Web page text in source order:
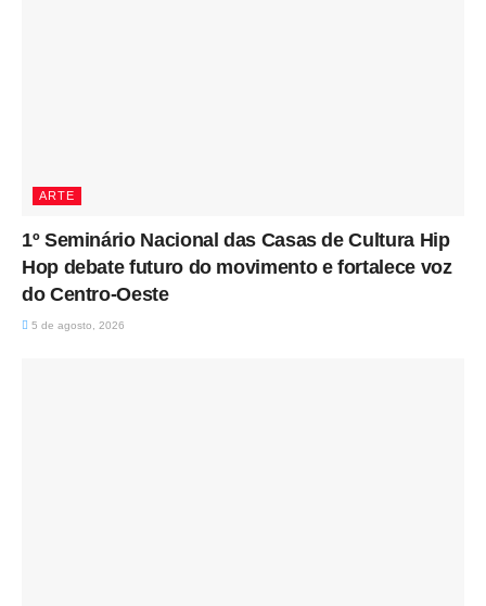
ARTE
1º Seminário Nacional das Casas de Cultura Hip
Hop debate futuro do movimento e fortalece voz
do Centro-Oeste
5 de agosto, 2026